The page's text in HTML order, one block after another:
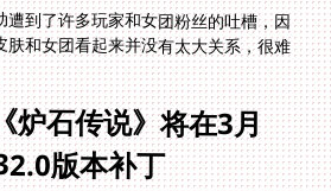
遭到了许多玩家和女团粉丝的吐槽，因
皮肤和女团看起来并没有太大关系，很难
炉石传说》将在3月
版本补丁